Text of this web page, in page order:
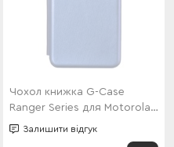
Чохол книжка G-Case
Ranger Series для Motorola
G32 Blue
Залишити відгук